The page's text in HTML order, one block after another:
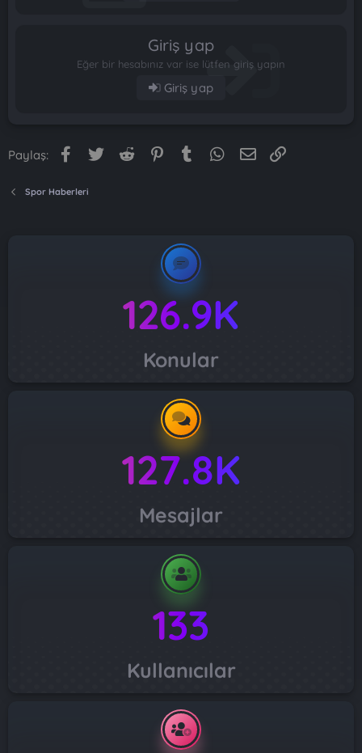
Giriş yap
Eğer bir hesabınız var ise lütfen giriş yapın
Giriş yap
Paylaş: Facebook
Twitter Reddit PinterestTumblr WhatsApp
E-posta
Spor Haberleri
126.9K
Konular
127.8K
Mesajlar
133
Kullanıcılar